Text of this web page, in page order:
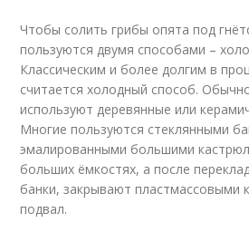
Чтобы солить грибы опята под
пользуются двумя способами –
Классическим и более долгим в
считается холодный способ.
используют деревянные или
Многие пользуются стеклянными
эмалированными большими
больших ёмкостях, а после
банки, закрывают пластмассовыми
подвал.